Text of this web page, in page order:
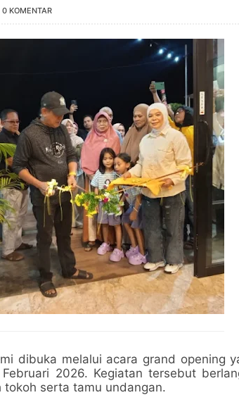
0 KOMENTAR
dibuka melalui acara grand opening
2026. Kegiatan tersebut
serta tamu undangan.